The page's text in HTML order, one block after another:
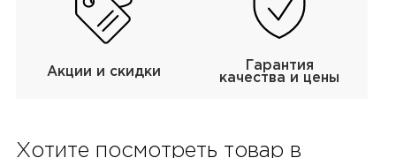
Акции и скидки
Гарантия
качества и цены
Хотите посмотреть товар в